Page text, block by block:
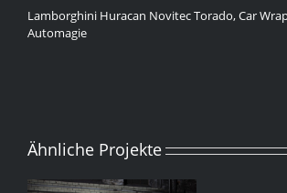
Lamborghini Huracan Novitec Torado,Car
Automagie
Ähnliche Projekte